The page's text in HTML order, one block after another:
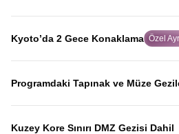
Dünya tarihinde atom bombasının
Hiroşima’da, rehberli geziyle
bugününü etkileyici biçimde
Kyoto’da 2 Gece Konaklama Özel
Birçok turda hızlıca geçilen
konaklayarak, Japon kültürünün
acele etmeden keşfetme imkanı
Programdaki Tapınak ve Müze
Gyeongbokgung Sarayı,
Kamakura Bambu Bahçesi gibi
Kuzey Kore Sınırı DMZ Gezisi Dahil